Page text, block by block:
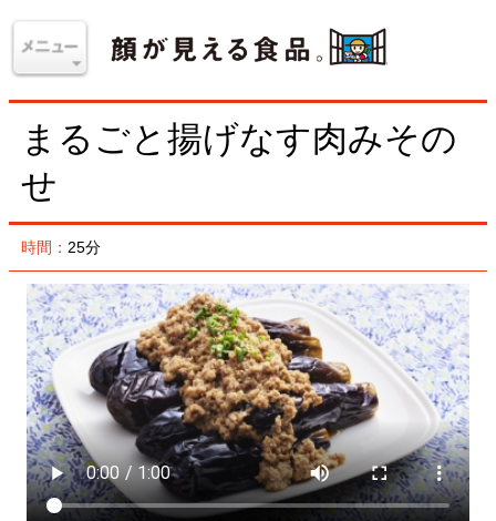
まるごと揚げなす肉みその
せ
時間：25分